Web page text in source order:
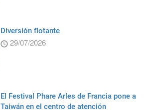
Diversión flotante
29/07/2026
El Festival Phare Arles de Francia pone a
Taiwán en el centro de atención